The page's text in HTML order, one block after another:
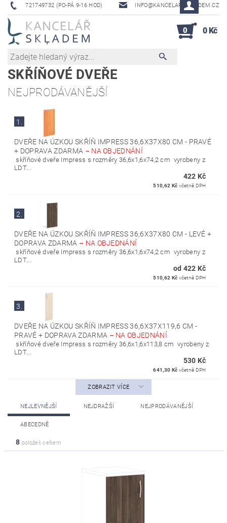
721749732 (PO-PÁ 9-16 HOD) INFO@KANCELAR-SKLADEM.CZ
0 0 Kč
SKŘÍŇOVÉ DVEŘE
NEJPRODÁVANĚJŠÍ
1.
DVEŘE NA ÚZKOU SKŘÍŇ IMPRESS 36,6X37X80 CM - PRAVÉ
+ DOPRAVA ZDARMA – NA OBJEDNÁNÍ
skříňové dveře Impress s rozměry 36,6x1,6x74,2 cm vyrobeny z
LDT...
422 Kč
510,62 Kč včetně DPH
2.
DVEŘE NA ÚZKOU SKŘÍŇ IMPRESS 36,6X37X80 CM - LEVÉ +
DOPRAVA ZDARMA – NA OBJEDNÁNÍ
skříňové dveře Impress s rozměry 36,6x1,6x74,2 cm vyrobeny z
LDT...
od 422 Kč
510,62 Kč včetně DPH
3.
DVEŘE NA ÚZKOU SKŘÍŇ IMPRESS 36,6X37X119,6 CM -
PRAVÉ + DOPRAVA ZDARMA – NA OBJEDNÁNÍ
skříňové dveře Impress s rozměry 36,6x1,6x113,8 cm vyrobeny z
LDT...
530 Kč
641,30 Kč včetně DPH
ZOBRAZIT VÍCE
NEJLEVNĚJŠÍ NEJDRAŽŠÍ NEJPRODÁVANĚJŠÍ
ABECEDNĚ
8 položek celkem